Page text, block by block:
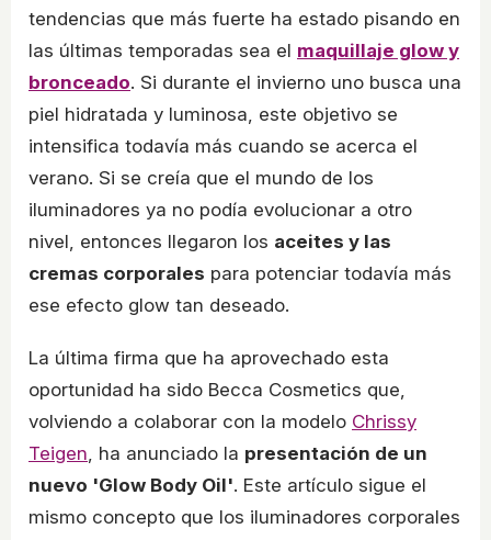
tendencias que más fuerte ha estado pisando en
las últimas temporadas sea el maquillaje glow y
bronceado. Si durante el invierno uno busca una
piel hidratada y luminosa, este objetivo se
intensifica todavía más cuando se acerca el
verano. Si se creía que el mundo de los
iluminadores ya no podía evolucionar a otro
nivel, entonces llegaron los aceites y las
cremas corporales para potenciar todavía más
ese efecto glow tan deseado.
La última firma que ha aprovechado esta
oportunidad ha sido Becca Cosmetics que,
volviendo a colaborar con la modelo Chrissy
Teigen, ha anunciado la presentación de un
nuevo 'Glow Body Oil'. Este artículo sigue el
mismo concepto que los iluminadores corporales